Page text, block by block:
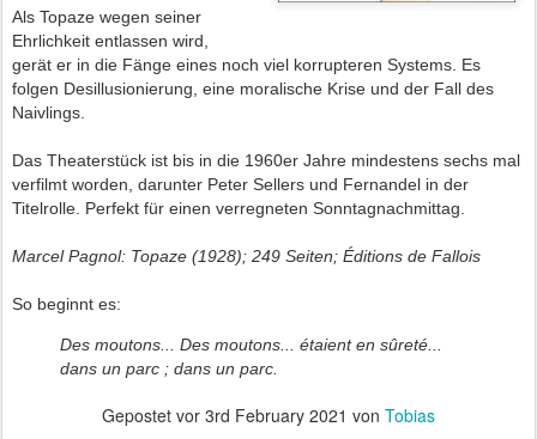
Als Topaze wegen seiner
Ehrlichkeit entlassen wird,
gerät er in die Fänge eines noch viel korrupteren Systems. Es
folgen Desillusionierung, eine moralische Krise und der Fall des
Naivlings.
Das Theaterstück ist bis in die 1960er Jahre mindestens sechs mal
verfilmt worden, darunter Peter Sellers und Fernandel in der
Titelrolle. Perfekt für einen verregneten Sonntagnachmittag.
Marcel Pagnol: Topaze (1928); 249 Seiten; Éditions de Fallois
So beginnt es:
Des moutons... Des moutons... étaient en sûreté...
dans un parc ; dans un parc.
Gepostet vor 3rd February 2021 von Tobias